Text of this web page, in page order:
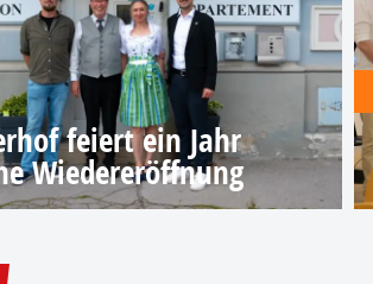
feiert ein Jahr
Wiedereröffnung